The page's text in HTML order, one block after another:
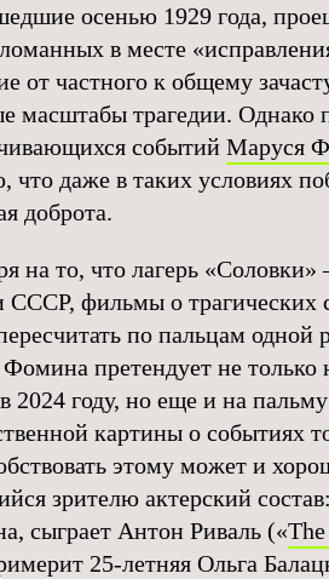
осенью 1929 года,
в месте
от частного к общему
масштабы трагедии. Однако
событий Маруся
что даже в таких условиях
доброта.
на то, что лагерь
СССР, фильмы о трагических
по пальцам одной
претендует не только
2024 году, но еще и на
картины о событиях
этому может и
зрителю актерский
сыграет Антон Риваль («
25-летняя Ольга